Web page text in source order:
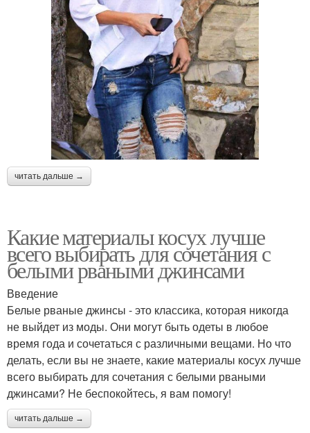
читать дальше →
Какие материалы косух лучше
всего выбирать для сочетания с
белыми рваными джинсами
Введение
Белые рваные джинсы - это классика, которая никогда
не выйдет из моды. Они могут быть одеты в любое
время года и сочетаться с различными вещами. Но что
делать, если вы не знаете, какие материалы косух лучше
всего выбирать для сочетания с белыми рваными
джинсами? Не беспокойтесь, я вам помогу!
читать дальше →